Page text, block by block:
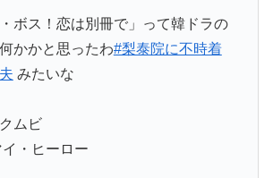
・ボス！恋は別冊で」って韓ドラの
かかと思ったわ#梨泰院に不時着
みたいな
ムビ
・ヒーロー